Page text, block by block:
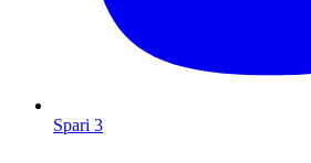
Spari 3